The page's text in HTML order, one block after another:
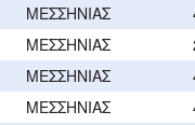
ΜΕΣΣΗΝΙΑΣ
ΜΕΣΣΗΝΙΑΣ
ΜΕΣΣΗΝΙΑΣ
ΜΕΣΣΗΝΙΑΣ